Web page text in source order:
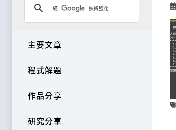
主要文章
程式解題
作品分享
研究分享